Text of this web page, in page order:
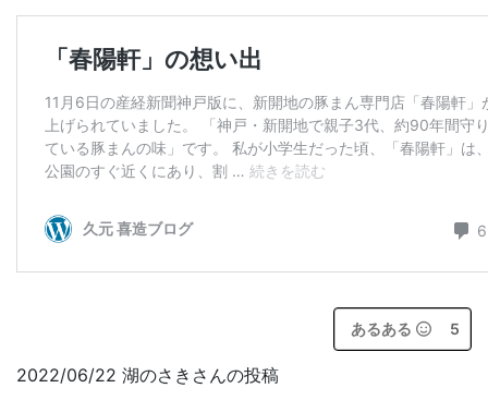
あるある 5
2022/06/22 湖のさきさんの投稿